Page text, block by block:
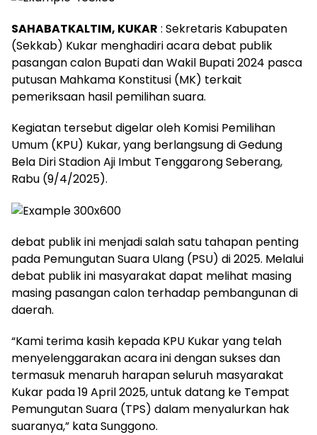
SAHABATKALTIM, KUKAR : Sekretaris Kabupaten
(Sekkab) Kukar menghadiri acara debat publik
pasangan calon Bupati dan Wakil Bupati 2024 pasca
putusan Mahkama Konstitusi (MK) terkait
pemeriksaan hasil pemilihan suara.
Kegiatan tersebut digelar oleh Komisi Pemilihan
Umum (KPU) Kukar, yang berlangsung di Gedung
Bela Diri Stadion Aji Imbut Tenggarong Seberang,
Rabu (9/4/2025).
debat publik ini menjadi salah satu tahapan penting
pada Pemungutan Suara Ulang (PSU) di 2025. Melalui
debat publik ini masyarakat dapat melihat masing
masing pasangan calon terhadap pembangunan di
daerah.
“Kami terima kasih kepada KPU Kukar yang telah
menyelenggarakan acara ini dengan sukses dan
termasuk menaruh harapan seluruh masyarakat
Kukar pada 19 April 2025, untuk datang ke Tempat
Pemungutan Suara (TPS) dalam menyalurkan hak
suaranya,” kata Sunggono.